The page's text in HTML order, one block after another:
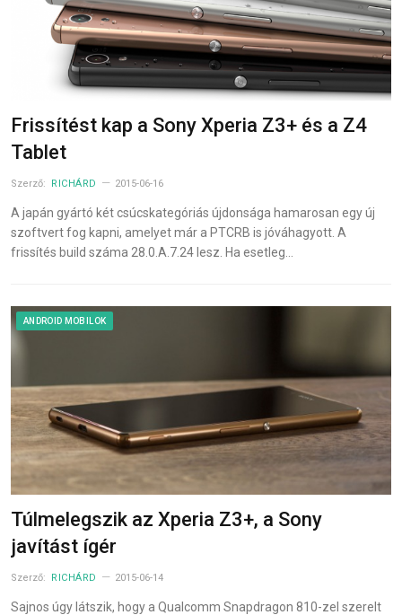
Frissítést kap a Sony Xperia Z3+ és a Z4
Tablet
Szerző: RICHÁRD 2015-06-16
A japán gyártó két csúcskategóriás újdonsága hamarosan egy új
szoftvert fog kapni, amelyet már a PTCRB is jóváhagyott. A
frissítés build száma 28.0.A.7.24 lesz. Ha esetleg…
ANDROID MOBILOK
Túlmelegszik az Xperia Z3+, a Sony
javítást ígér
Szerző: RICHÁRD 2015-06-14
Sajnos úgy látszik, hogy a Qualcomm Snapdragon 810-zel szerelt